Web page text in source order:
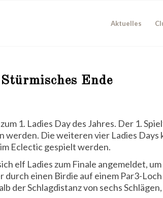
Aktuelles
Ende
1. Ladies Day des Jahres. Der 1.
werden. Die weiteren vier Ladies Days
Eclectic gespielt werden.
elf Ladies zum Finale angemeldet,
durch einen Birdie auf einem Par3-
der Schlagdistanz von sechs